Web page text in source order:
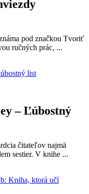
pod značkou Tvoriť
ručných prác, ...
– Ľúbostný
čitateľov najmä
sestier. V knihe ...